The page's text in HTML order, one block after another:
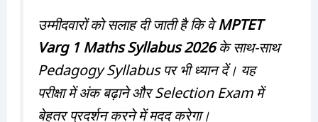
उम्मीदवारों को सलाह दी जाती है कि वेMPTET
Varg 1 Maths Syllabus 2026के साथ-साथ
Pedagogy Syllabus पर भी ध्यान दें। यह
परीक्षा में अंक बढ़ाने और Selection Exam में
बेहतर प्रदर्शन करने में मदद करेगा।